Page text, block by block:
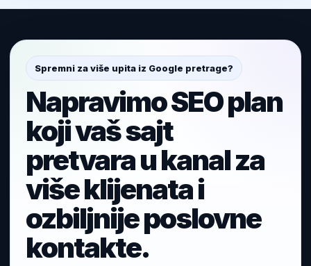
Spremni za više upita iz Google pretrage?
Napravimo SEO plan
koji vaš sajt
pretvara u kanal za
više klijenata i
ozbiljnije poslovne
kontakte.